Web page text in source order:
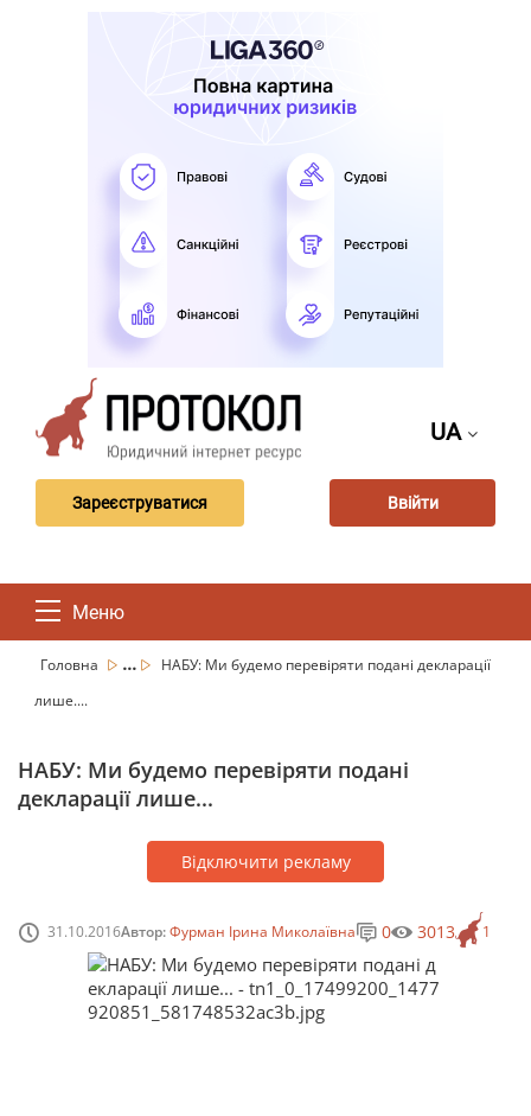
UA
Зареєструватися Ввійти
Меню
Головна ...
НАБУ: Ми будемо перевіряти подані декларації
лише....
НАБУ: Ми будемо перевіряти подані
декларації лише...
Відключити рекламу
31.10.2016Автор:Фурман Ірина Миколаївна 1
0 3013